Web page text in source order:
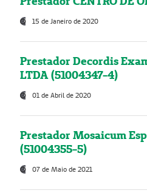
15 de Janeiro de 2020
Prestador Decordis
LTDA (51004347-4)
01 de Abril de 2020
Prestador Mosaicum
(51004355-5)
07 de Maio de 2021